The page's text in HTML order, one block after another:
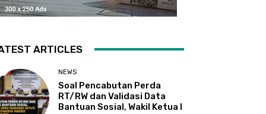
ARTICLES
NEWS
Soal Pencabutan Perda
RT/RW dan Validasi Data
Bantuan Sosial, Wakil Ketua I